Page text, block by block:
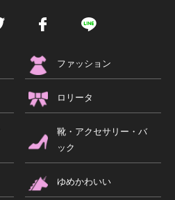
ファッション
ロリータ
靴・アクセサリー・バ
ック
ゆめかわいい